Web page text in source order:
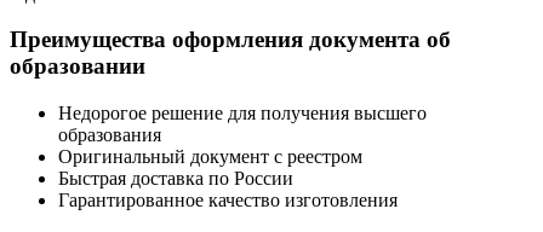
Преимущества оформления документа об
образовании
Недорогое решение для получения высшего
образования
Оригинальный документ с реестром
Быстрая доставка по России
Гарантированное качество изготовления